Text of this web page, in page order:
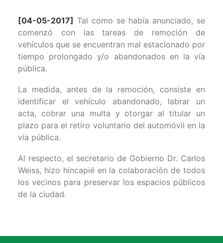
[04-05-2017] Tal como se había anunciado, se
comenzó con las tareas de remoción de
vehículos que se encuentran mal estacionado por
tiempo prolongado y/o abandonados en la vía
pública.
La medida, antes de la remoción, consiste en
identificar el vehículo abandonado, labrar un
acta, cobrar una multa y otorgar al titular un
plazo para el retiro voluntario del automóvil en la
vía pública.
Al respecto, el secretario de Gobierno Dr. Carlos
Weiss, hizo hincapié en la colaboración de todos
los vecinos para preservar los espacios públicos
de la ciudad.